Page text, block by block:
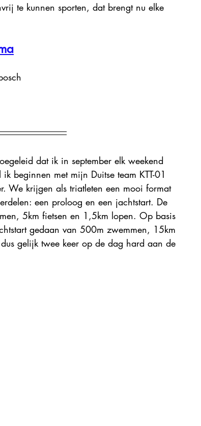
te kunnen sporten, dat brengt nu elke
dat ik in september elk weekend
beginnen met mijn Duitse team KTT-01
We krijgen als triatleten een mooi format
een proloog en een jachtstart. De
5km fietsen en 1,5km lopen. Op basis
gedaan van 500m zwemmen, 15km
gelijk twee keer op de dag hard aan de